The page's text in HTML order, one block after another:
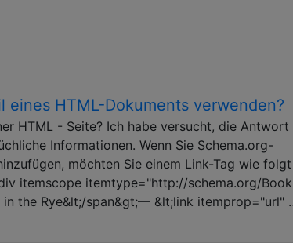
HTML-Dokuments verwenden?
HTML - Seite? Ich habe versucht, die Antwort
Informationen. Wenn Sie Schema.org-
möchten Sie einem Link-Tag wie folgt
itemscope itemtype="http://schema.org/
in the Rye&lt;/span&gt;— &lt;link itemprop="url"